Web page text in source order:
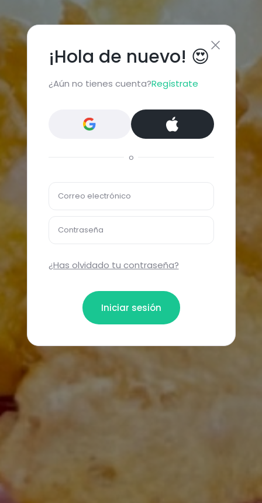
¡Hola de nuevo! 😍
¿Aún no tienes cuenta?Regístrate
o
Correo electrónico
Contraseña
¿Has olvidado tu contraseña?
Iniciar sesión